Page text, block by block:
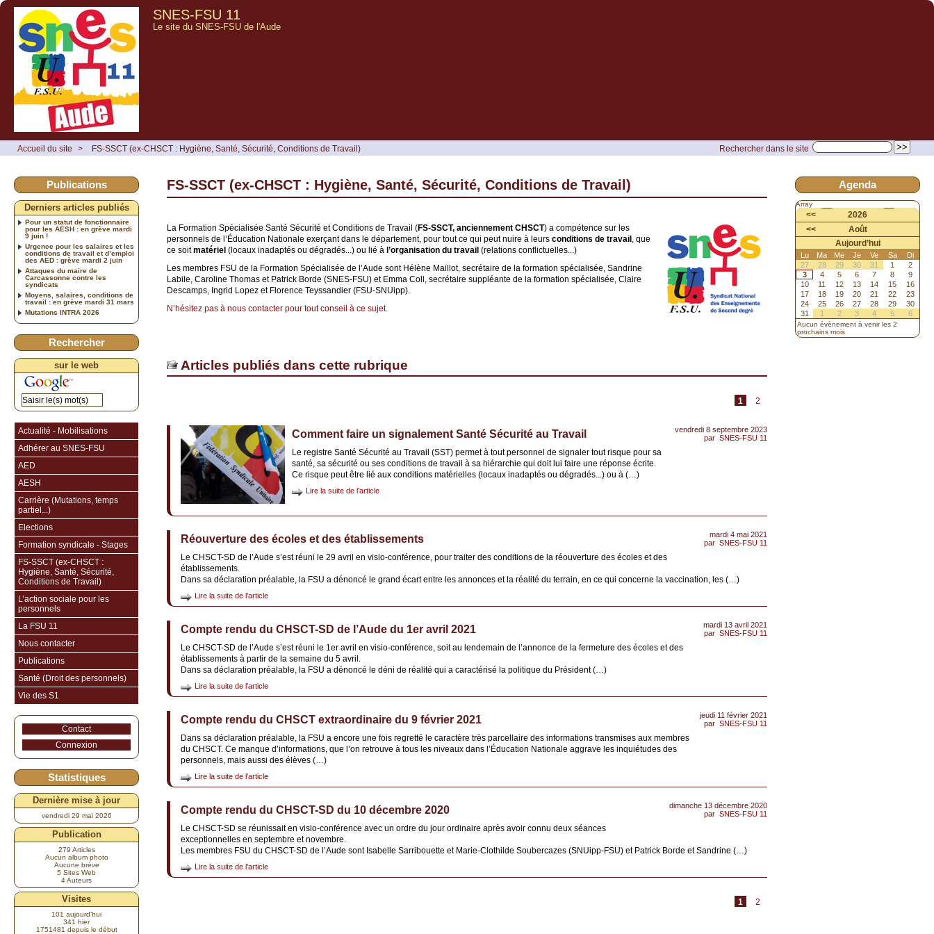
SNES-FSU 11
Le site du SNES-FSU de l'Aude
Rechercher dans le site
Accueil du site > FS-SSCT (ex-CHSCT : Hygiène, Santé, Sécurité, Conditions de Travail)
FS-SSCT (ex-CHSCT : Hygiène, Santé, Sécurité, Conditions de Travail)
La Formation Spécialisée Santé Sécurité et Conditions de Travail (FS-SSCT, anciennement CHSCT) a compétence sur les
personnels de l’Éducation Nationale exerçant dans le département, pour tout ce qui peut nuire à leurs conditions de travail , que
ce soitmatériel (locaux inadaptés ou dégradés...) ou lié à l’organisation du travail (relations conflictuelles...)
Les membres FSU de la Formation Spécialisée de l’Aude sont Hélène Maillot, secrétaire de la formation spécialisée, Sandrine
Labile, Caroline Thomas et Patrick Borde (SNES-FSU) et Emma Coll, secrétaire suppléante de la formation spécialisée, Claire
Descamps, Ingrid Lopez et Florence Teyssandier (FSU-SNUipp).
N’hésitez pas à nous contacter pour tout conseil à ce sujet.
Articles publiés dans cette rubrique
1 2
vendredi 8 septembre 2023
par SNES-FSU 11
Comment faire un signalement Santé Sécurité au Travail
Le registre Santé Sécurité au Travail (SST) permet à tout personnel de signaler tout risque pour sa
santé, sa sécurité ou ses conditions de travail à sa hiérarchie qui doit lui faire une réponse écrite.
Ce risque peut être lié aux conditions matérielles (locaux inadaptés ou dégradés...) ou à (…)
Lire la suite de l’article
mardi 4 mai 2021
par SNES-FSU 11
Réouverture des écoles et des établissements
Le CHSCT-SD de l’Aude s’est réuni le 29 avril en visio-conférence, pour traiter des conditions de la réouverture des écoles et des
établissements.
Dans sa déclaration préalable, la FSU a dénoncé le grand écart entre les annonces et la réalité du terrain, en ce qui concerne la vaccination, les (…)
Lire la suite de l’article
mardi 13 avril 2021
par SNES-FSU 11
Compte rendu du CHSCT-SD de l’Aude du 1er avril 2021
Le CHSCT-SD de l’Aude s’est réuni le 1er avril en visio-conférence, soit au lendemain de l’annonce de la fermeture des écoles et des
établissements à partir de la semaine du 5 avril.
Dans sa déclaration préalable, la FSU a dénoncé le déni de réalité qui a caractérisé la politique du Président (…)
Lire la suite de l’article
jeudi 11 février 2021
par SNES-FSU 11
Compte rendu du CHSCT extraordinaire du 9 février 2021
Dans sa déclaration préalable, la FSU a encore une fois regretté le caractère très parcellaire des informations transmises aux membres
du CHSCT. Ce manque d’informations, que l’on retrouve à tous les niveaux dans l’Éducation Nationale aggrave les inquiétudes des
personnels, mais aussi des élèves (…)
Lire la suite de l’article
dimanche 13 décembre 2020
par SNES-FSU 11
Compte rendu du CHSCT-SD du 10 décembre 2020
Le CHSCT-SD se réunissait en visio-conférence avec un ordre du jour ordinaire après avoir connu deux séances
exceptionnelles en septembre et novembre.
Les membres FSU du CHSCT-SD de l’Aude sont Isabelle Sarribouette et Marie-Clothilde Soubercazes (SNUipp-FSU) et Patrick Borde et Sandrine (…)
Lire la suite de l’article
1 2
Publications
Derniers articles publiés
Pour un statut de fonctionnaire
pour les AESH : en grève mardi
9 juin !
Urgence pour les salaires et les
conditions de travail et d’emploi
des AED : grève mardi 2 juin
Attaques du maire de
Carcassonne contre les
syndicats
Moyens, salaires, conditions de
travail : en grève mardi 31 mars
Mutations INTRA 2026
Rechercher
sur le web
Actualité - Mobilisations
Adhérer au SNES-FSU
AED
AESH
Carrière (Mutations, temps
partiel...)
Elections
Formation syndicale - Stages
FS-SSCT (ex-CHSCT :
Hygiène, Santé, Sécurité,
Conditions de Travail)
L’action sociale pour les
personnels
La FSU 11
Nous contacter
Publications
Santé (Droit des personnels)
Vie des S1
Contact
Connexion
Statistiques
Dernière mise à jour
vendredi 29 mai 2026
Publication
279 Articles
Aucun album photo
Aucune brève
5 Sites Web
4 Auteurs
Visites
101 aujourd’hui
341 hier
1751481 depuis le début
Agenda
Array
<<
2026
<<
Août
Aujourd’hui
Lu Ma Me Je Ve Sa
Di
27
28 29 30 31 1
2
3
4 5 6 7 8
9
10
11 12 13 14 15
16
17
18 19 20 21 22
23
24
25 26 27 28 29
30
31
1 2 3 4 5 6
Aucun évènement à venir les 2
prochains mois